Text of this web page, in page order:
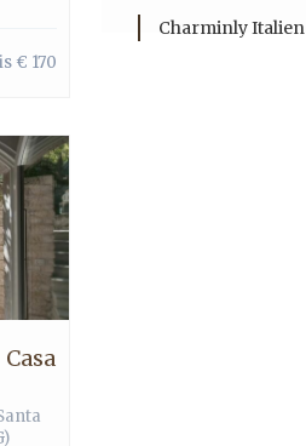
€ 170
Charminly Italien